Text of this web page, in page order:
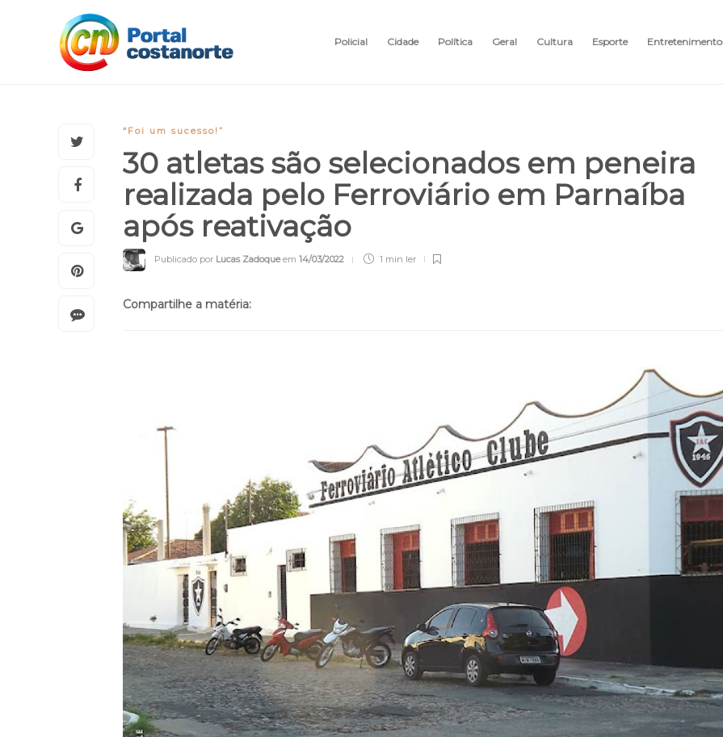
Policial Cidade Política Geral Cultura Esporte Entretenimento
“Foi um sucesso!”
30 atletas são selecionados em peneira
realizada pelo Ferroviário em Parnaíba
após reativação
Publicado por Lucas Zadoqueem 14/03/2022 1 min ler
Compartilhe a matéria: